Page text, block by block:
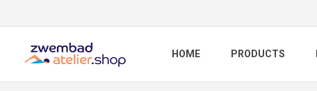
HOME PRODUCTS